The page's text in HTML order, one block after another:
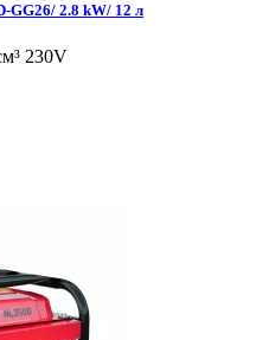
GG26/ 2.8 kW/ 12 л
230V